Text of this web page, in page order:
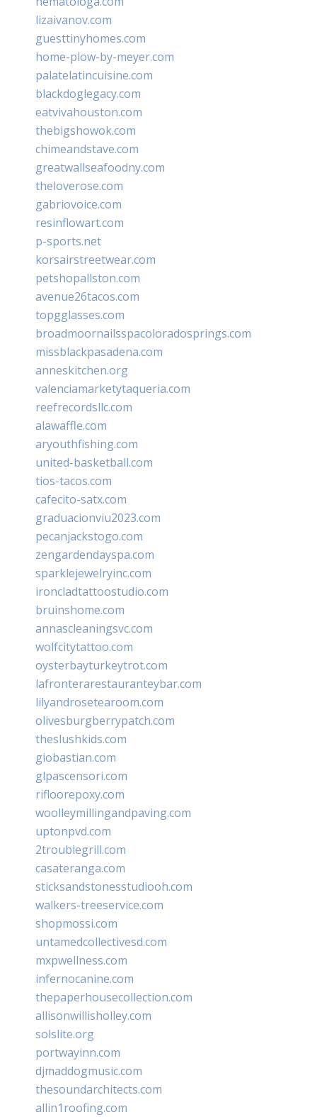
lizaivanov.com
guesttinyhomes.com
home-plow-by-meyer.com
palatelatincuisine.com
blackdoglegacy.com
eatvivahouston.com
thebigshowok.com
chimeandstave.com
greatwallseafoodny.com
theloverose.com
gabriovoice.com
resinflowart.com
p-sports.net
korsairstreetwear.com
petshopallston.com
avenue26tacos.com
topgglasses.com
broadmoornailsspacoloradosprings.com
missblackpasadena.com
anneskitchen.org
valenciamarketytaqueria.com
reefrecordsllc.com
alawaffle.com
aryouthfishing.com
united-basketball.com
tios-tacos.com
cafecito-satx.com
graduacionviu2023.com
pecanjackstogo.com
zengardendayspa.com
sparklejewelryinc.com
ironcladtattoostudio.com
bruinshome.com
annascleaningsvc.com
wolfcitytattoo.com
oysterbayturkeytrot.com
lafronterarestauranteybar.com
lilyandrosetearoom.com
olivesburgberrypatch.com
theslushkids.com
giobastian.com
glpascensori.com
rifloorepoxy.com
woolleymillingandpaving.com
uptonpvd.com
2troublegrill.com
casateranga.com
sticksandstonesstudiooh.com
walkers-treeservice.com
shopmossi.com
untamedcollectivesd.com
mxpwellness.com
infernocanine.com
thepaperhousecollection.com
allisonwillisholley.com
solslite.org
portwayinn.com
djmaddogmusic.com
thesoundarchitects.com
allin1roofing.com